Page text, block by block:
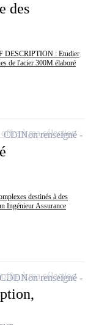
des
DESCRIPTION : Etudier
de l'acier 300M élaboré
destinés à des
Ingénieur Assurance
CDINon renseigné
à ma sélection
CDDNon renseigné
à ma sélection